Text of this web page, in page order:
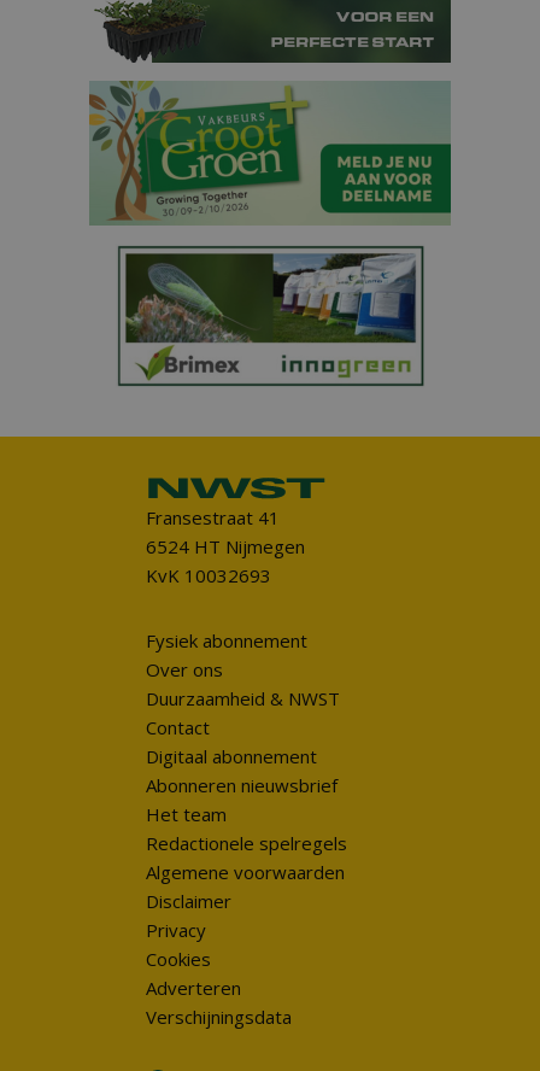
Fransestraat 41
6524 HT Nijmegen
KvK 10032693
Fysiek abonnement
Over ons
Duurzaamheid & NWST
Contact
Digitaal abonnement
Abonneren nieuwsbrief
Het team
Redactionele spelregels
Algemene voorwaarden
Disclaimer
Privacy
Cookies
Adverteren
Verschijningsdata